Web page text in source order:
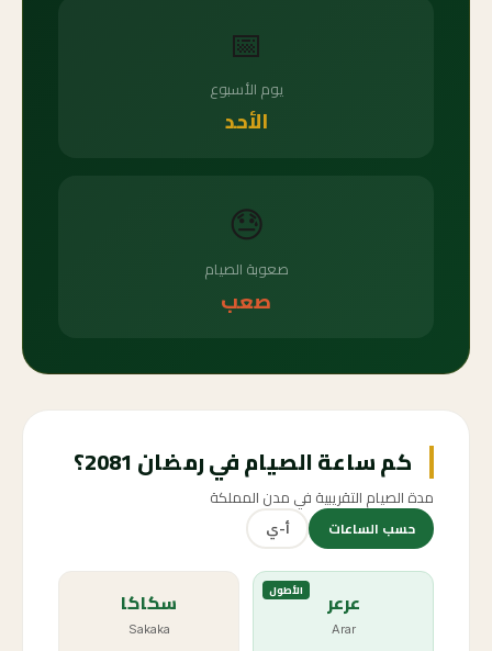
📅
يوم الأسبوع
الأحد
😓
صعوبة الصيام
صعب
كم ساعة الصيام في رمضان 2081؟
مدة الصيام التقريبية في مدن المملكة
حسب الساعات أ-ي
الأطول عرعر
Arar
سكاكا
Sakaka